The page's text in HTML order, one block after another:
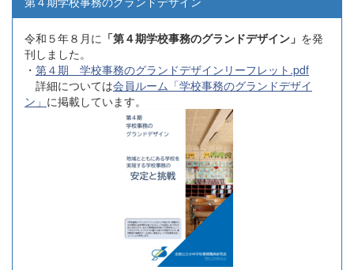
令和５年８月に 「第４期学校事務のグランドデザイン」 を発
刊しました。
・ 第４期 学校事務のグランドデザインリーフレット.pdf
詳細については会員ルーム「学校事務のグランドデザイ
ン」 に掲載しています。